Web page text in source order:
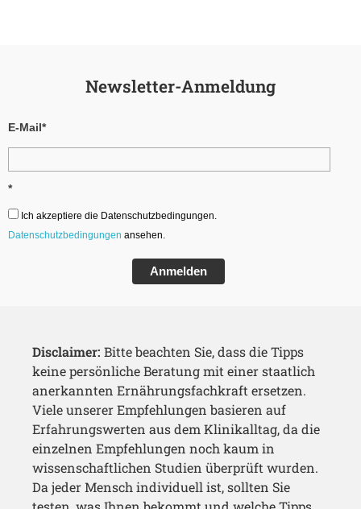
Newsletter-Anmeldung
E-Mail*
*
Ich akzeptiere die Datenschutzbedingungen.
Datenschutzbedingungen ansehen.
Anmelden
Disclaimer: Bitte beachten Sie, dass die Tipps
keine persönliche Beratung mit einer staatlich
anerkannten Ernährungsfachkraft ersetzen.
Viele unserer Empfehlungen basieren auf
Erfahrungswerten aus dem Klinikalltag, da die
einzelnen Empfehlungen noch kaum in
wissenschaftlichen Studien überprüft wurden.
Da jeder Mensch individuell ist, sollten Sie